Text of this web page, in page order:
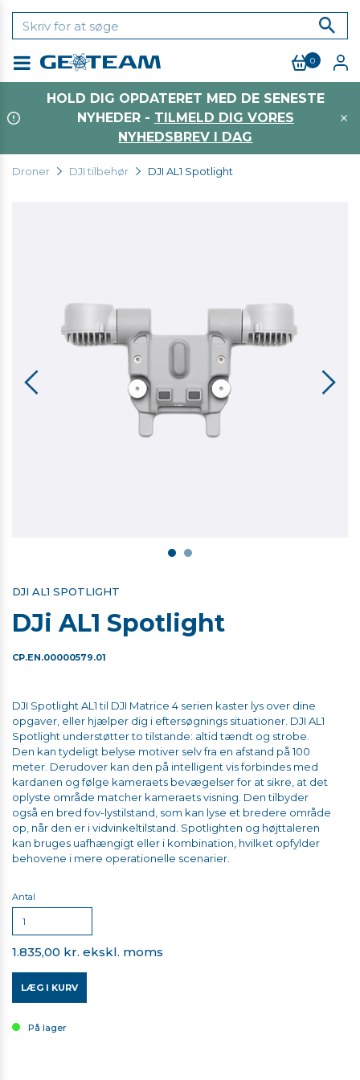
0
HOLD DIG OPDATERET MED DE SENESTE
NYHEDER - TILMELD DIG VORES
NYHEDSBREV I DAG
Droner DJI tilbehør DJI AL1 Spotlight
DJI AL1 SPOTLIGHT
DJi AL1 Spotlight
CP.EN.00000579.01
DJI Spotlight AL1 til DJI Matrice 4 serien kaster lys over dine
opgaver, eller hjælper dig i eftersøgnings situationer. DJI AL1
Spotlight understøtter to tilstande: altid tændt og strobe.
Den kan tydeligt belyse motiver selv fra en afstand på 100
meter. Derudover kan den på intelligent vis forbindes med
kardanen og følge kameraets bevægelser for at sikre, at det
oplyste område matcher kameraets visning. Den tilbyder
også en bred fov-lystilstand, som kan lyse et bredere område
op, når den er i vidvinkeltilstand. Spotlighten og højttaleren
kan bruges uafhængigt eller i kombination, hvilket opfylder
behovene i mere operationelle scenarier.
Antal
1.835,00 kr. ekskl. moms
LÆG I KURV
På lager